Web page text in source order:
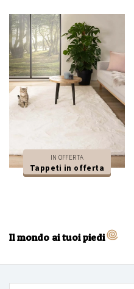
IN OFFERTA
Tappeti in offerta
Il mondo ai tuoi piedi